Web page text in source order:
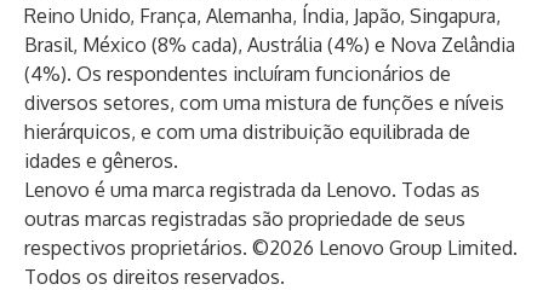
Reino Unido, França, Alemanha, Índia, Japão, Singapura,
Brasil, México (8% cada), Austrália (4%) e Nova Zelândia
(4%). Os respondentes incluíram funcionários de
diversos setores, com uma mistura de funções e níveis
hierárquicos, e com uma distribuição equilibrada de
idades e gêneros.
Lenovo é uma marca registrada da Lenovo. Todas as
outras marcas registradas são propriedade de seus
respectivos proprietários. ©2026 Lenovo Group Limited.
Todos os direitos reservados.